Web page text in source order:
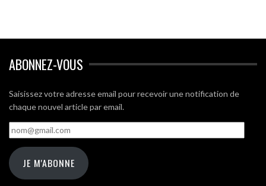
ABONNEZ-VOUS
Saisissez votre adresse email pour recevoir une notification de
chaque nouvel article par email.
nom@gmail.com
JE M'ABONNE